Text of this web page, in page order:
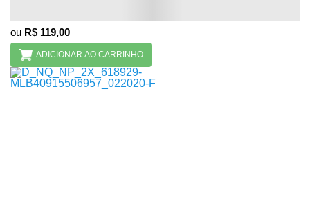
ou R$ 119,00
ADICIONAR AO CARRINHO